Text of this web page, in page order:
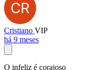
Cristiano VIP
há 9 meses
O infeliz é corajoso